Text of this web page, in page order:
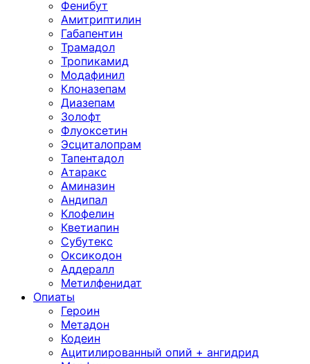
Фенибут
Амитриптилин
Габапентин
Трамадол
Тропикамид
Модафинил
Клоназепам
Диазепам
Золофт
Флуоксетин
Эсциталопрам
Тапентадол
Атаракс
Аминазин
Андипал
Клофелин
Кветиапин
Субутекс
Оксикодон
Аддералл
Метилфенидат
Опиаты
Героин
Метадон
Кодеин
Ацитилированный опий + ангидрид